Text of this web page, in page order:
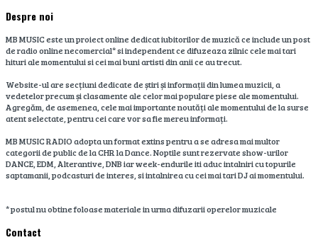
Despre noi
MB MUSIC este un proiect online dedicat iubitorilor de muzică ce include un post
de radio online necomercial* si independent ce difuzeaza zilnic cele mai tari
hituri ale momentului si cei mai buni artisti din anii ce au trecut.
Website-ul are secțiuni dedicate de știri și informații din lumea muzicii, a
vedetelor precum și clasamente ale celor mai populare piese ale momentului.
Agregăm, de asemenea, cele mai importante noutăți ale momentului de la surse
atent selectate, pentru cei care vor sa fie mereu informați.
MB MUSIC RADIO adopta un format extins pentru a se adresa mai multor
categorii de public de la CHR la Dance. Noptile sunt rezervate show-urilor
DANCE, EDM, Alterantive, DNB iar week-endurile iti aduc intalniri cu topurile
saptamanii, podcasturi de interes, si intalnirea cu cei mai tari DJ ai momentului.
* postul nu obtine foloase materiale in urma difuzarii operelor muzicale
Contact